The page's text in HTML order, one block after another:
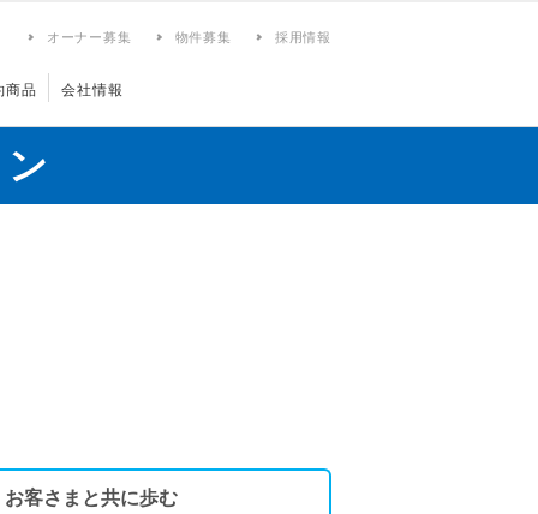
オーナー募集 物件募集 採用情報
商品 会社情報
お客さまと共に歩む